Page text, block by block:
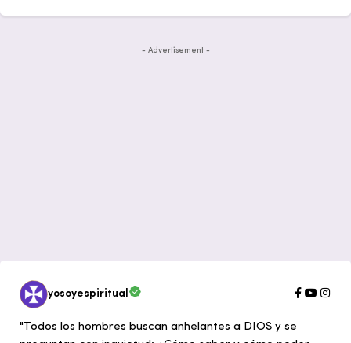
- Advertisement -
yosoyespiritual
"Todos los hombres buscan anhelantes a DIOS y se